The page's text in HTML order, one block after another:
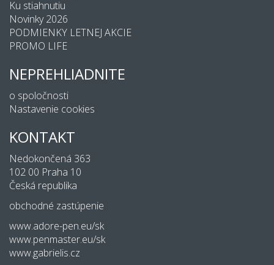
Ku stiahnutiu
Novinky 2026
PODMIENKY LETNEJ AKCIE
PROMO LIFE
NEPREHLIADNITE
o spoločnosti
Nastavenie cookies
KONTAKT
Nedokončená 363
102 00 Praha 10
Česká republika
obchodné zastúpenie
www.adore-pen.eu/sk
www.penmaster.eu/sk
www.gabrielis.cz